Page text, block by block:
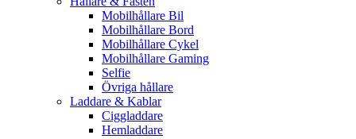
Mobilhållare Bil
Mobilhållare Bord
Mobilhållare Cykel
Mobilhållare Gaming
Selfie
Övriga hållare
Laddare & Kablar
Ciggladdare
Hemladdare